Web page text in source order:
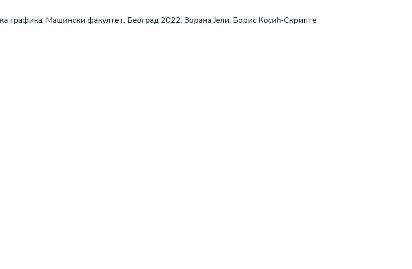
графика, Машински факултет, Београд 2022. Зорана Јели, Борис Косић-Скрипте